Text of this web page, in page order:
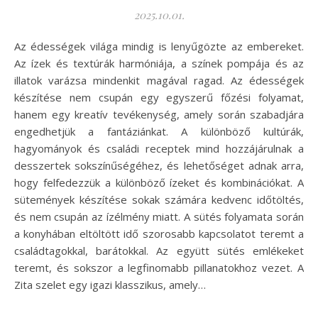
2025.10.01.
Az édességek világa mindig is lenyűgözte az embereket.
Az ízek és textúrák harmóniája, a színek pompája és az
illatok varázsa mindenkit magával ragad. Az édességek
készítése nem csupán egy egyszerű főzési folyamat,
hanem egy kreatív tevékenység, amely során szabadjára
engedhetjük a fantáziánkat. A különböző kultúrák,
hagyományok és családi receptek mind hozzájárulnak a
desszertek sokszínűségéhez, és lehetőséget adnak arra,
hogy felfedezzük a különböző ízeket és kombinációkat. A
sütemények készítése sokak számára kedvenc időtöltés,
és nem csupán az ízélmény miatt. A sütés folyamata során
a konyhában eltöltött idő szorosabb kapcsolatot teremt a
családtagokkal, barátokkal. Az együtt sütés emlékeket
teremt, és sokszor a legfinomabb pillanatokhoz vezet. A
Zita szelet egy igazi klasszikus, amely…